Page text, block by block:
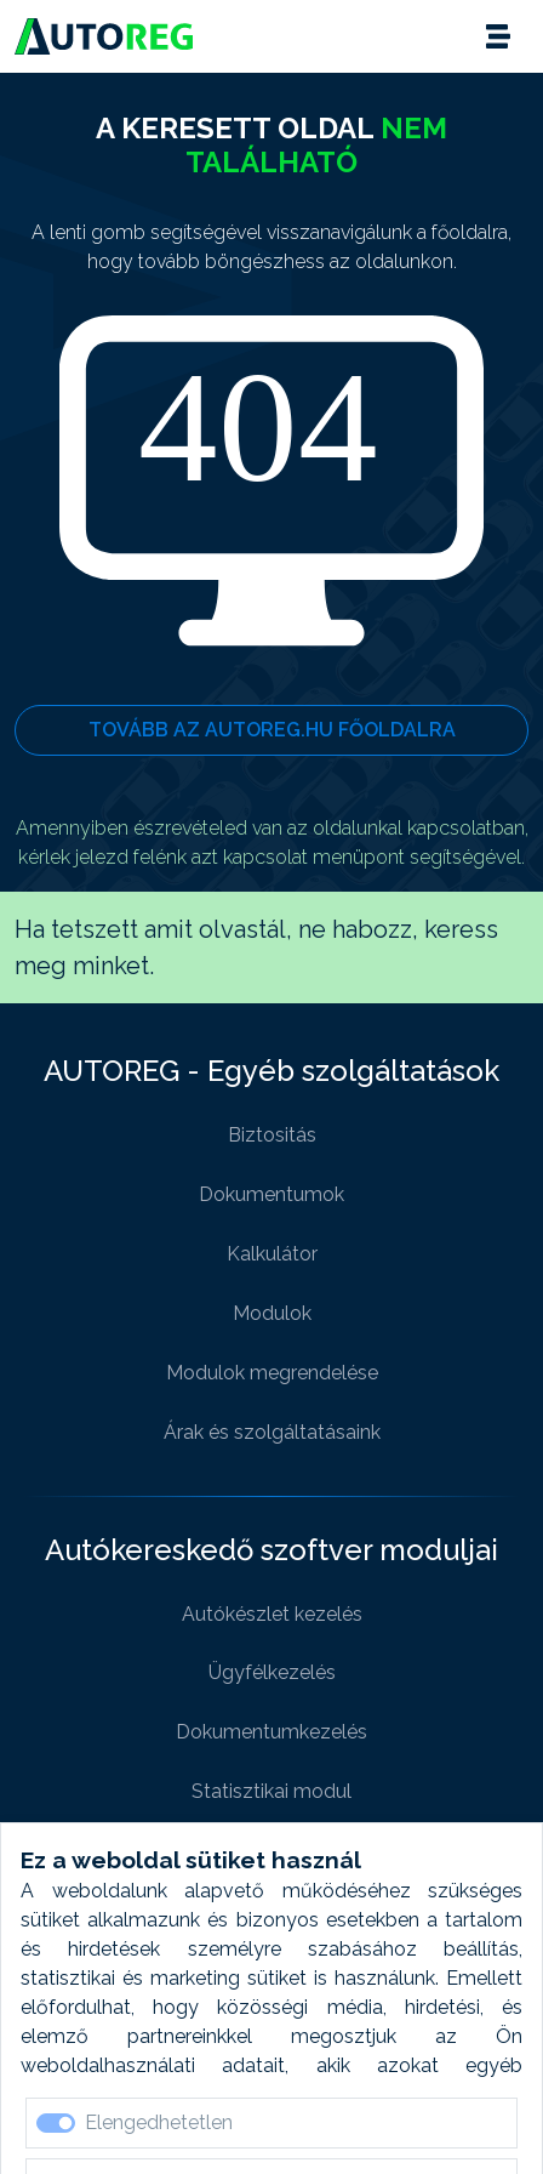
Ez a weboldal sütiket használ
A weboldalunk alapvető működéséhez szükséges
sütiket alkalmazunk és bizonyos esetekben a tartalom
és hirdetések személyre szabásához beállítás,
statisztikai és marketing sütiket is használunk. Emellett
előfordulhat, hogy közösségi média, hirdetési, és
elemző partnereinkkel megosztjuk az Ön
weboldalhasználati adatait, akik azokat egyéb
forrásokból gyűjtött adatokkal kombinálhatják. A sütik
elfogadásával kapcsolatosan naplózást végzünk és
ezen adatokat 6 hónap után automatikusan töröljük. A
Elengedhetetlen
A KERESETT OLDAL NEM
TALÁLHATÓ
A lenti gomb segítségével visszanavigálunk a főoldalra,
hogy tovább böngészhess az oldalunkon.
TOVÁBB AZ AUTOREG.HU FŐOLDALRA
Amennyiben észrevételed van az oldalunkal kapcsolatban,
kérlek jelezd felénk azt kapcsolat menüpont segítségével.
Ha tetszett amit olvastál, ne habozz, keress
meg minket.
AUTOREG - Egyéb szolgáltatások
Biztositás
Dokumentumok
Kalkulátor
Modulok
Modulok megrendelése
Árak és szolgáltatásaink
Autókereskedő szoftver moduljai
Autókészlet kezelés
Ügyfélkezelés
Dokumentumkezelés
Statisztikai modul
Weboldal modul
Fényképtár extra modul
Autómosó modul
Feladatütemezés